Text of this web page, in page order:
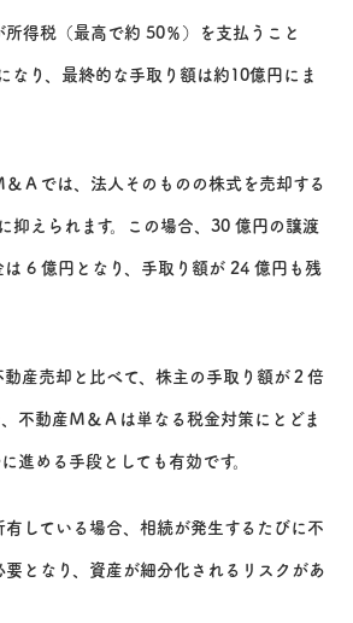
所得税（最高で約 50％）を支払うこと
なり、最終的な手取り額は約10億円にま
＆Ａでは、法人そのものの株式を売却する
抑えられます。この場合、30 億円の譲渡
6 億円となり、手取り額が 24 億円も残
動産売却と比べて、株主の手取り額が２倍
不動産Ｍ＆Ａは単なる税金対策にとどま
進める手段としても有効です。
している場合、相続が発生するたびに不
となり、資産が細分化されるリスクがあ